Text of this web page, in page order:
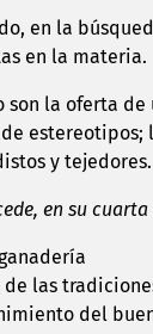
en la
en la materia.
son la oferta
estereotipos;
y tejedores.
en su
las
del